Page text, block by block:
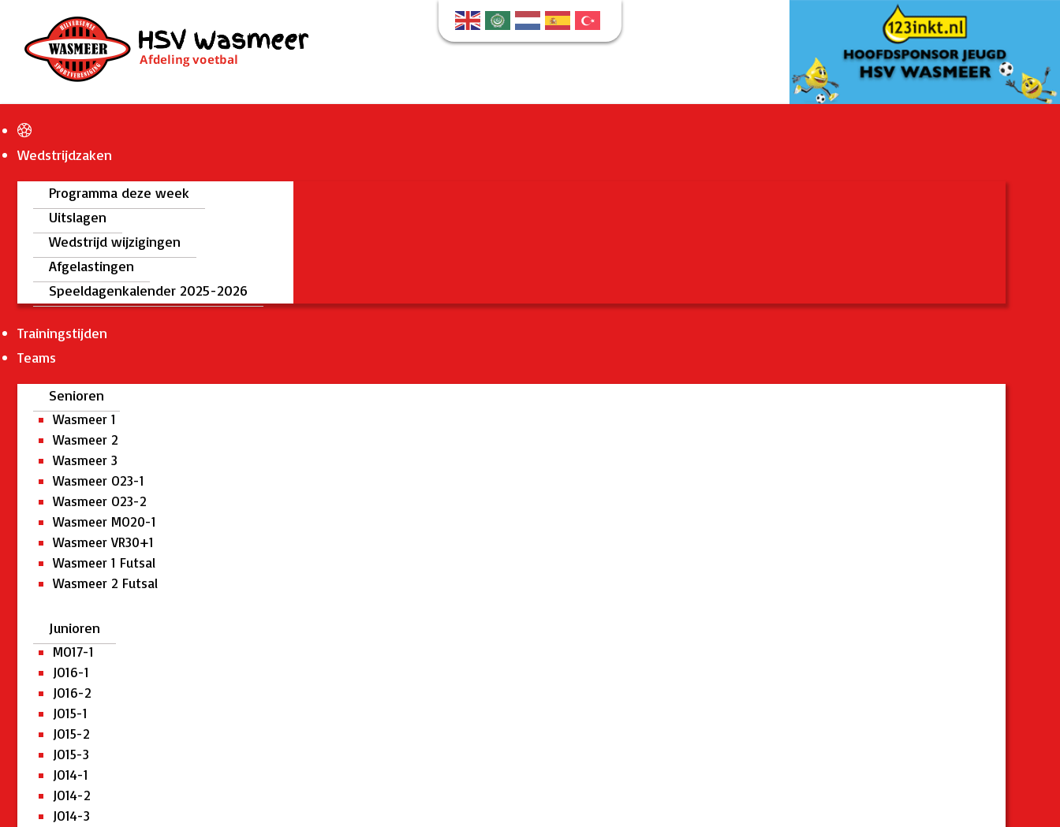
Wedstrijdzaken
Programma deze week
Uitslagen
Wedstrijd wijzigingen
Afgelastingen
Speeldagenkalender 2025-2026
Trainingstijden
Teams
Senioren
Wasmeer 1
Wasmeer 2
Wasmeer 3
Wasmeer O23-1
Wasmeer O23-2
Wasmeer MO20-1
Wasmeer VR30+1
Wasmeer 1 Futsal
Wasmeer 2 Futsal
Junioren
MO17-1
JO16-1
JO16-2
JO15-1
JO15-2
JO15-3
JO14-1
JO14-2
JO14-3